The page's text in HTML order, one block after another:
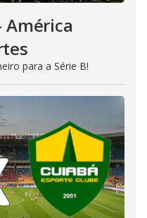
América
para a Série B!